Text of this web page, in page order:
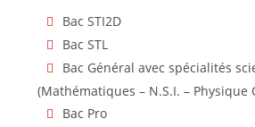
Bac STI2D
Bac STL
Bac Général avec spécialités
(Mathématiques – N.S.I. – Physique
Bac Pro